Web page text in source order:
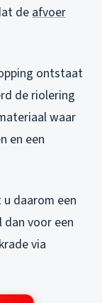
de afvoer
ontstaat
de riolering
waar
en een
daarom een
voor een
via